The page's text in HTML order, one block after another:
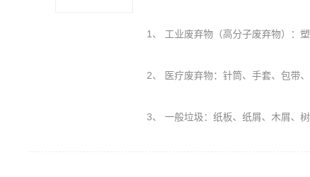
1、 工业废弃物（高分子废弃物）：塑料PE、PU、橡胶（轮胎）、保丽
2、 医疗废弃物：针筒、手套、包带
3、 一般垃圾：纸板、纸屑、木屑、